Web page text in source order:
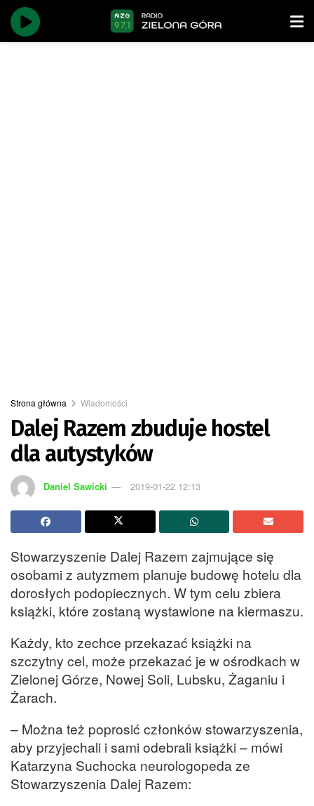
Strona główna Wiadomości
Dalej Razem zbuduje hostel
dla autystyków
Daniel Sawicki 2019-01-22 12:13
Stowarzyszenie Dalej Razem zajmujące się
osobami z autyzmem planuje budowę hotelu dla
dorosłych podopiecznych. W tym celu zbiera
książki, które zostaną wystawione na kiermaszu.
Każdy, kto zechce przekazać książki na
szczytny cel, może przekazać je w ośrodkach w
Zielonej Górze, Nowej Soli, Lubsku, Żaganiu i
Żarach.
– Można też poprosić członków stowarzyszenia,
aby przyjechali i sami odebrali książki – mówi
Katarzyna Suchocka neurologopeda ze
Stowarzyszenia Dalej Razem: